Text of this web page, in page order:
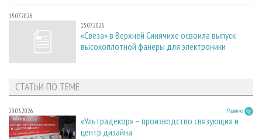
15.07.2026
15.07.2026
«Свеза» в Верхней Синячихе освоила выпуск
высокоплотной фанеры для электроники
СТАТЬИ ПО ТЕМЕ
23.03.2026 Развитие
«Ультрадекор» – производство связующих и
центр дизайна